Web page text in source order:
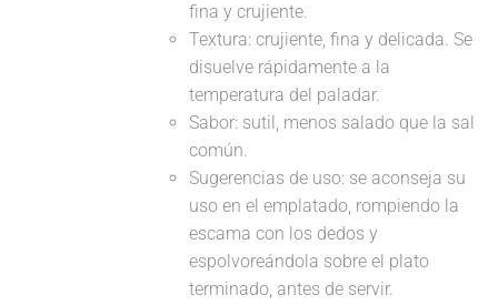
fina y crujiente.
Textura: crujiente, fina y delicada. Se
disuelve rápidamente a la
temperatura del paladar.
Sabor: sutil, menos salado que la sal
común.
Sugerencias de uso: se aconseja su
uso en el emplatado, rompiendo la
escama con los dedos y
espolvoreándola sobre el plato
terminado, antes de servir.